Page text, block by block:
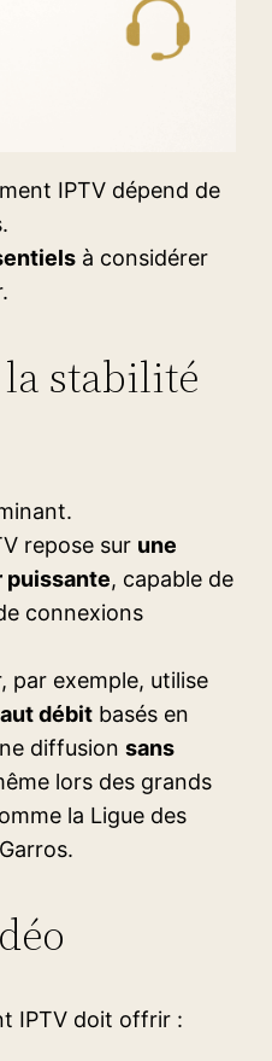
IPTV dépend de
à considérer
stabilité
repose sur une
, capable de
connexions
par exemple, utilise
débit basés en
diffusionsans
lors des grands
la Ligue des
IPTV doit offrir :